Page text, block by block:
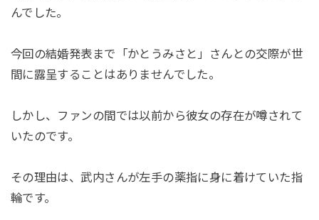
んでした。
今回の結婚発表まで「かとうみさと」さんとの交際が世
間に露呈することはありませんでした。
しかし、ファンの間では以前から彼女の存在が噂されて
いたのです。
その理由は、武内さんが左手の薬指に身に着けていた指
輪です。